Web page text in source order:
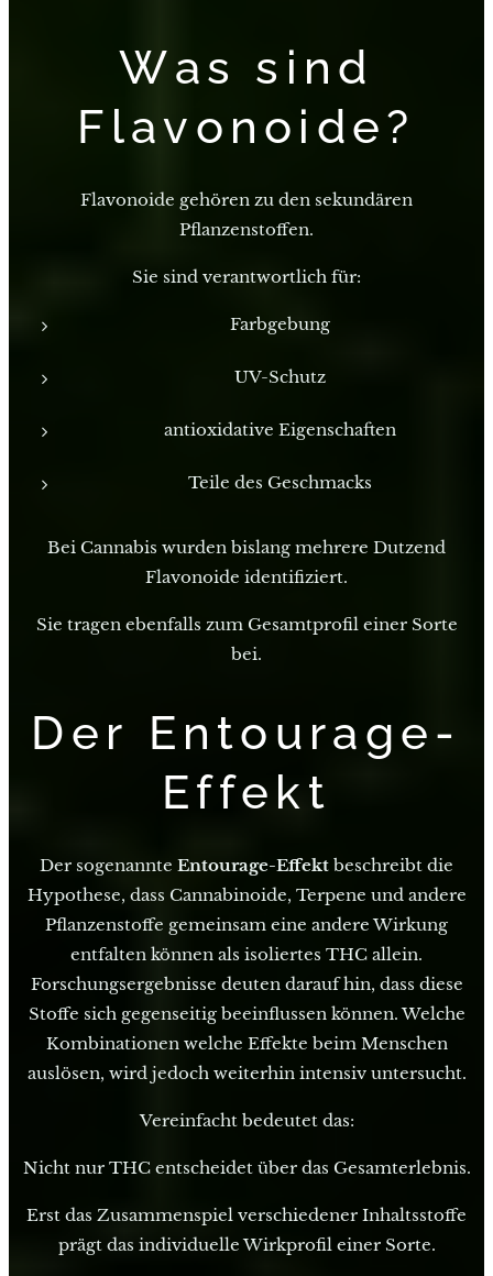
Was sind
Flavonoide?
Flavonoide gehören zu den sekundären
Pflanzenstoffen.
Sie sind verantwortlich für:
Farbgebung
UV-Schutz
antioxidative Eigenschaften
Teile des Geschmacks
Bei Cannabis wurden bislang mehrere Dutzend
Flavonoide identifiziert.
Sie tragen ebenfalls zum Gesamtprofil einer Sorte
bei.
Der Entourage-
Effekt
Der sogenannte Entourage-Effekt beschreibt die
Hypothese, dass Cannabinoide, Terpene und andere
Pflanzenstoffe gemeinsam eine andere Wirkung
entfalten können als isoliertes THC allein.
Forschungsergebnisse deuten darauf hin, dass diese
Stoffe sich gegenseitig beeinflussen können. Welche
Kombinationen welche Effekte beim Menschen
auslösen, wird jedoch weiterhin intensiv untersucht.
Vereinfacht bedeutet das:
Nicht nur THC entscheidet über das Gesamterlebnis.
Erst das Zusammenspiel verschiedener Inhaltsstoffe
prägt das individuelle Wirkprofil einer Sorte.